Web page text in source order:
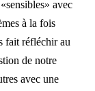
avec
à la fois
fait réfléchir au
de notre
avec une